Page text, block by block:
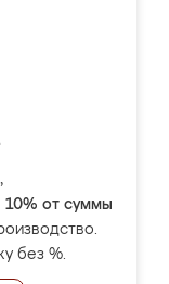
10% от суммы
без %.